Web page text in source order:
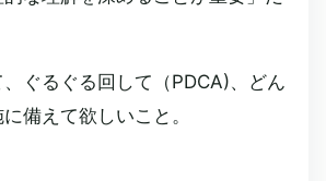
ぐるぐる回して（PDCA)、どん
備えて欲しいこと。